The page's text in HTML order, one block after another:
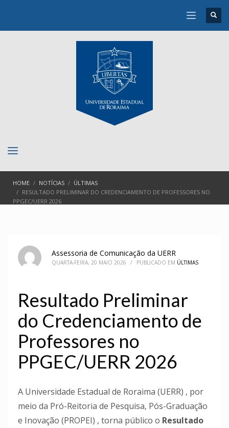
HOME NOTÍCIAS
ÚLTIMAS
RESULTADO PRELIMINAR DO CREDENCIAMENTO DE PROFESSORES NO
PPGEC/UERR 2026
Assessoria de Comunicação da UERR
QUARTA-FEIRA, 20 MAIO 2026 / PUBLICADO EM ÚLTIMAS
Resultado Preliminar
do Credenciamento de
Professores no
PPGEC/UERR 2026
A Universidade Estadual de Roraima (UERR) , por
meio da Pró-Reitoria de Pesquisa, Pós-Graduação
e Inovação (PROPEI) , torna público o Resultado